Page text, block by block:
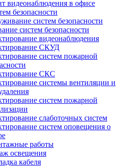
видеонаблюдения в офисе
безопасности
систем безопасности
систем безопасности
видеонаблюдения
СКУД
систем пожарной
СКС
системы вентиляции и
систем пожарной
слаботочных систем
систем оповещения о
работы
освещения
кабеля